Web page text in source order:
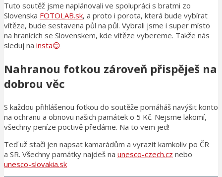
Tuto soutěž jsme naplánovali ve spolupráci s bratmi zo
Slovenska FOTOLAB.sk, a proto i porota, která bude vybírat
vítěze, bude sestavena půl na půl. Vybrali jsme i super místo
na hranicích se Slovenskem, kde vítěze vybereme. Takže nás
sleduj na insta😊
Nahranou fotkou zároveň přispěješ na
dobrou věc
S každou přihlášenou fotkou do soutěže pomáháš navýšit konto
na ochranu a obnovu našich památek o 5 Kč. Nejsme lakomí,
všechny peníze poctivě předáme. Na to vem jed!
Teď už stačí jen napsat kamarádům a vyrazit kamkoliv po ČR
a SR. Všechny památky najdeš na unesco-czech.cz nebo
unesco-slovakia.sk